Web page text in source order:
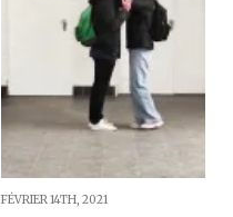
FÉVRIER 14TH, 2021